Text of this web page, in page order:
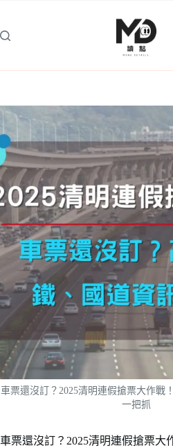
主
車票還沒訂？2025清明連假搶票大作戰
一把抓
車票還沒訂？2025清明連假搶票大